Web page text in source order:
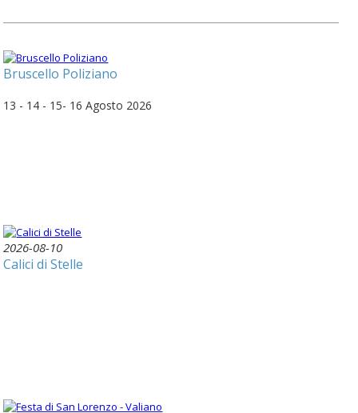
Bruscello Poliziano
13 - 14 - 15- 16 Agosto 2026
2026-08-10
Calici di Stelle